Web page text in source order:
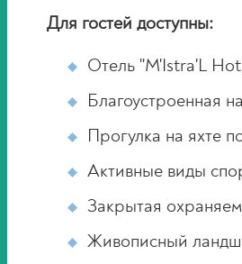
Для гостей доступны:
Отель "M'Istra'L
Благоустроенная
Прогулка на яхте
Активные виды
Закрытая
Живописный